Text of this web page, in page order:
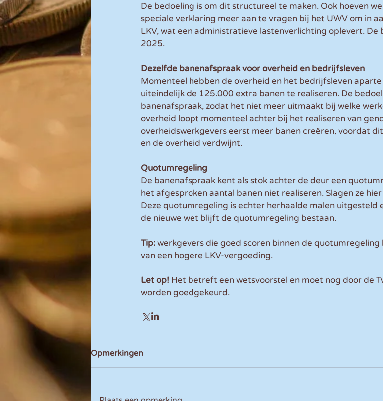
De bedoeling is om dit structureel te maken. Ook hoeven
speciale verklaring meer aan te vragen bij het UWV om in
LKV, wat een administratieve lastenverlichting oplevert. De
2025.
Dezelfde banenafspraak voor overheid en bedrijfsleven
Momenteel hebben de overheid en het bedrijfsleven
uiteindelijk de 125.000 extra banen te realiseren. De
banenafspraak, zodat het niet meer uitmaakt bij welke
overheid loopt momenteel achter bij het realiseren van
overheidswerkgevers eerst meer banen creëren, voordat
en de overheid verdwijnt.
Quotumregeling
De banenafspraak kent als stok achter de deur een
het afgesproken aantal banen niet realiseren. Slagen ze
Deze quotumregeling is echter herhaalde malen uitgesteld
de nieuwe wet blijft de quotumregeling bestaan.
Tip: werkgevers die goed scoren binnen de quotumregeling
van een hogere LKV-vergoeding.
Let op! Het betreft een wetsvoorstel en moet nog door de
worden goedgekeurd.
Opmerkingen